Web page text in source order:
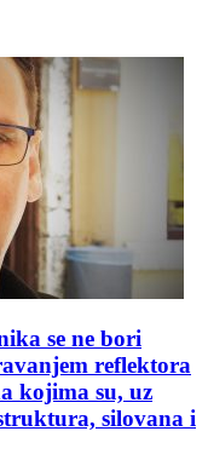
se ne bori
reflektora
kojima su, uz
silovana i